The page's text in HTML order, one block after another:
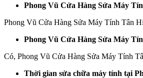
Phong Vũ Cửa Hàng Sửa Máy
Phong Vũ Cửa Hàng Sửa Máy Tính Tân
Phong Vũ Cửa Hàng Sửa Máy
Có, Phong Vũ Cửa Hàng Sửa Máy Tính
Thời gian sửa chữa máy tính tại